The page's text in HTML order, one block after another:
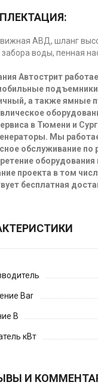
АВД, шланг
воды, пенная
Автострит
подъемники
а также ямные
в Тюмени и
Мы
обслуживание
проекта в том
бесплатная
Bar
В
кВт
И